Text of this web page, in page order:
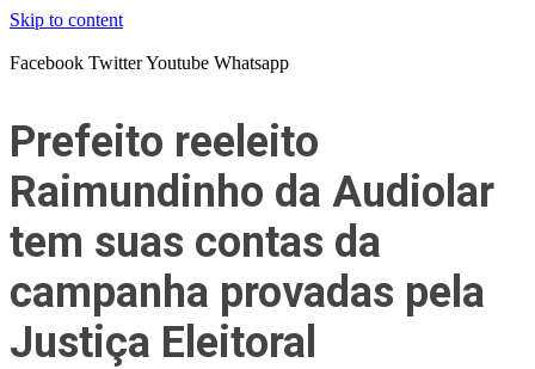
Skip to content
Facebook TwitterYoutube Whatsapp
Prefeito reeleito
Raimundinho da Audiolar
tem suas contas da
campanha provadas pela
Justiça Eleitoral